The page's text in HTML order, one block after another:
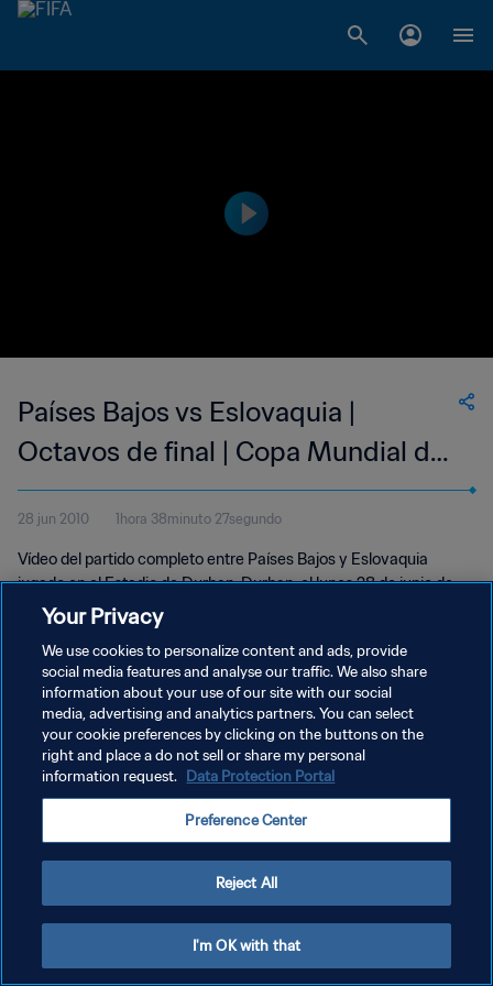
Países Bajos vs Eslovaquia |
Octavos de final | Copa Mundial de
la FIFA Sudáfrica 2010™ | Partido
completo
28 jun 2010 1hora 38minuto 27segundo
Vídeo del partido completo entre Países Bajos y Eslovaquia
jugado en el Estadio de Durban, Durban, el lunes 28 de junio de
2010.
POLÍTICA DE PRIVACIDAD
TÉRMINOS DE SERVICIO
AJUSTAR LA CONFIGURACIÓN DE LAS COOKIES
Your Privacy
We use cookies to personalize content and ads, provide
social media features and analyse our traffic. We also share
information about your use of our site with our social
media, advertising and analytics partners. You can select
your cookie preferences by clicking on the buttons on the
right and place a do not sell or share my personal
information request. Data Protection Portal
Preference Center
Reject All
I'm OK with that